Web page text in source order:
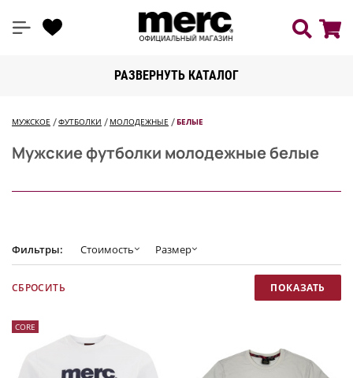
РАЗВЕРНУТЬ КАТАЛОГ
МУЖСКОЕ ФУТБОЛКИ МОЛОДЕЖНЫЕ БЕЛЫЕ
Мужские футболки молодежные белые
Фильтры: Стоимость Размер
CORE